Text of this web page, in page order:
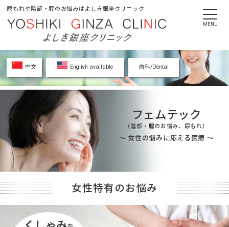
尿もれや陰部・膣のお悩みはよしき銀座クリニック
中文 English available 歯科/Dental
フェムテック
（陰部・膣のお悩み、尿もれ）
〜 女性の悩みに応える医療 〜
女性特有のお悩み
MENU